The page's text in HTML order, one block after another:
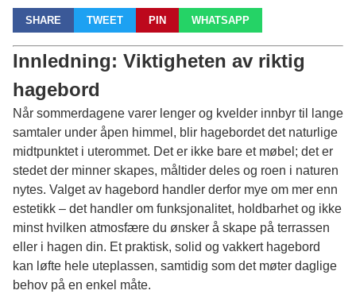
SHARE TWEET PIN WHATSAPP
Innledning: Viktigheten av riktig
hagebord
Når sommerdagene varer lenger og kvelder innbyr til lange
samtaler under åpen himmel, blir hagebordet det naturlige
midtpunktet i uterommet. Det er ikke bare et møbel; det er
stedet der minner skapes, måltider deles og roen i naturen
nytes. Valget av hagebord handler derfor mye om mer enn
estetikk – det handler om funksjonalitet, holdbarhet og ikke
minst hvilken atmosfære du ønsker å skape på terrassen
eller i hagen din. Et praktisk, solid og vakkert hagebord
kan løfte hele uteplassen, samtidig som det møter daglige
behov på en enkel måte.